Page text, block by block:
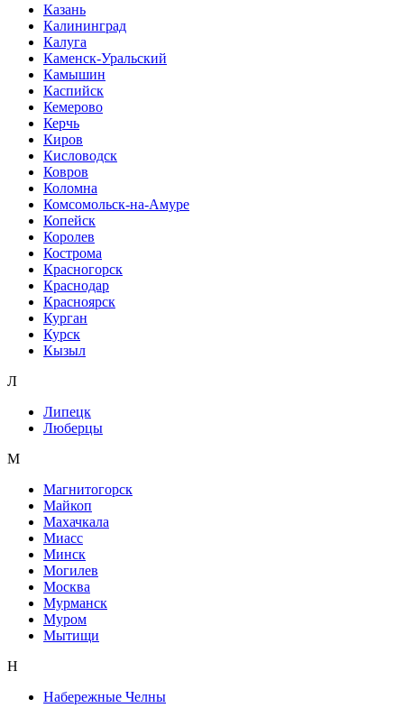
Казань
Калининград
Калуга
Каменск-Уральский
Камышин
Каспийск
Кемерово
Керчь
Киров
Кисловодск
Ковров
Коломна
Комсомольск-на-Амуре
Копейск
Королев
Кострома
Красногорск
Краснодар
Красноярск
Курган
Курск
Кызыл
Л
Липецк
Люберцы
М
Магнитогорск
Майкоп
Махачкала
Миасс
Минск
Могилев
Москва
Мурманск
Муром
Мытищи
Н
Набережные Челны